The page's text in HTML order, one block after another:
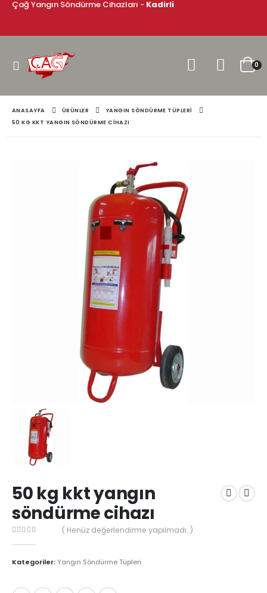
Çağ Yangın Söndürme Cihazları - Kadirli
0
ANASAYFA ÜRÜNLER
YANGIN SÖNDÜRME TÜPLERI
50 KG KKT YANGIN SÖNDÜRME CIHAZI
50 kg kkt yangın
söndürme cihazı
( Henüz değerlendirme yapılmadı. )
Kategoriler:Yangın Söndürme Tüpleri